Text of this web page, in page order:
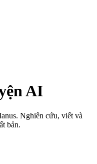
AI
Nghiên cứu, viết và
bản.